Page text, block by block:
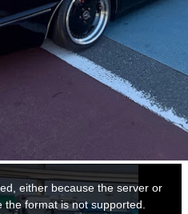
either because the server or
the format is not supported.